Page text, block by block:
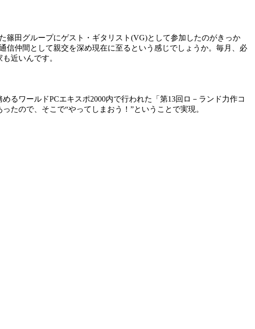
篠田グループにゲスト・ギタリスト(VG)として参加したのがきっか
仲間として親交を深め現在に至るという感じでしょうか。毎月、必
近いんです。
るワールドPCエキスポ2000内で行われた「第13回ロ－ランド力作コ
たので、そこで“やってしまおう！”ということで実現。